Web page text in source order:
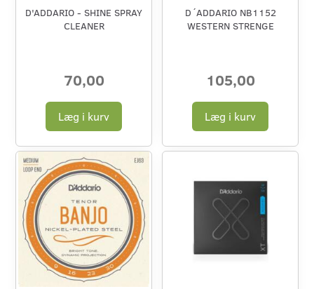
D'ADDARIO - SHINE SPRAY
CLEANER
70,00
Læg i kurv
D´ADDARIO NB1152
WESTERN STRENGE
105,00
Læg i kurv